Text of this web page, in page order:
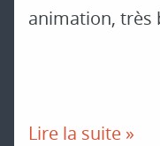
animation, très
Lire la suite »